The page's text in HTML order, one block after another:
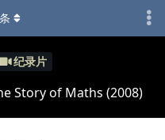
纪录片
Story of Maths (2008)
条